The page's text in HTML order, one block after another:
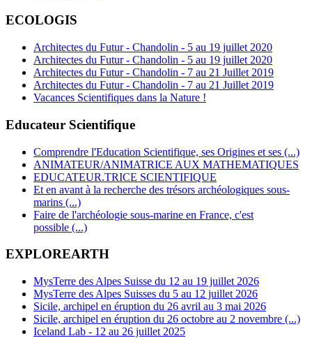
ECOLOGIS
Architectes du Futur - Chandolin - 5 au 19 juillet 2020
Architectes du Futur - Chandolin - 5 au 19 juillet 2020
Architectes du Futur - Chandolin - 7 au 21 Juillet 2019
Architectes du Futur - Chandolin - 7 au 21 Juillet 2019
Vacances Scientifiques dans la Nature !
Educateur Scientifique
Comprendre l'Education Scientifique, ses Origines et ses (...)
ANIMATEUR/ANIMATRICE AUX MATHEMATIQUES
EDUCATEUR.TRICE SCIENTIFIQUE
Et en avant à la recherche des trésors archéologiques sous-
marins (...)
Faire de l'archéologie sous-marine en France, c'est
possible (...)
EXPLOREARTH
MysTerre des Alpes Suisse du 12 au 19 juillet 2026
MysTerre des Alpes Suisses du 5 au 12 juillet 2026
Sicile, archipel en éruption du 26 avril au 3 mai 2026
Sicile, archipel en éruption du 26 octobre au 2 novembre (...)
Iceland Lab - 12 au 26 juillet 2025